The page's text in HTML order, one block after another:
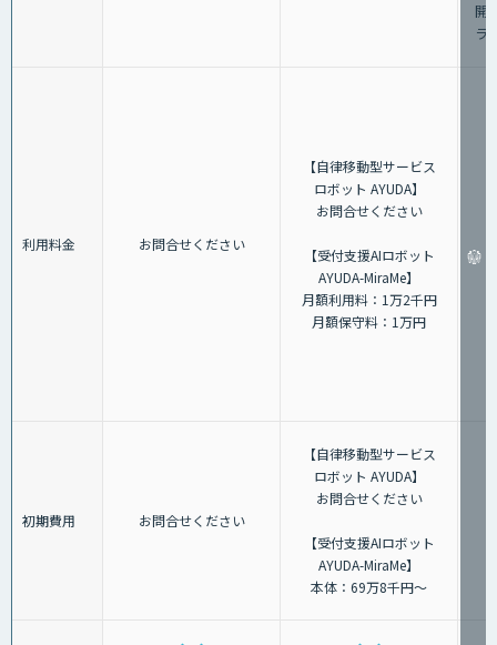
開
ラ
利用料金 お問合せください
【自律移動型サービス
ロボット AYUDA】
お問合せください
【受付支援AIロボット
AYUDA-MiraMe】
月額利用料：1万2千円
月額保守料：1万円
初期費用 お問合せください
【自律移動型サービス
ロボット AYUDA】
お問合せください
【受付支援AIロボット
AYUDA-MiraMe】
本体：69万8千円～